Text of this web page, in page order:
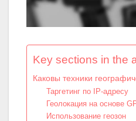
Key sections in the
Каковы техники
Таргетинг по IP-адресу
Геолокация на основе
Использование геозон